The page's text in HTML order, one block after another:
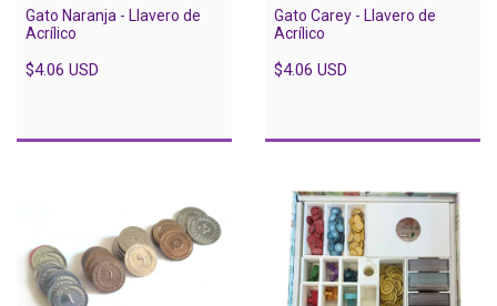
Gato Naranja - Llavero de
Acrílico
$4.06 USD
Gato Carey - Llavero de
Acrílico
$4.06 USD